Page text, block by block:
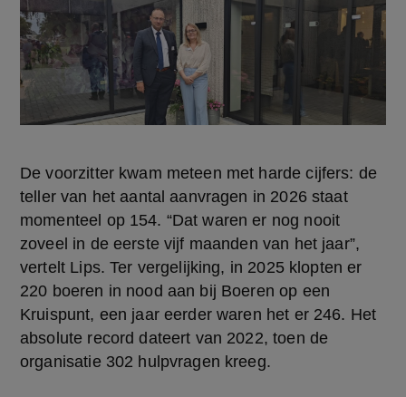
De voorzitter kwam meteen met harde cijfers: de
teller van het aantal aanvragen in 2026 staat
momenteel op 154. “Dat waren er nog nooit
zoveel in de eerste vijf maanden van het jaar”,
vertelt Lips. Ter vergelijking, in 2025 klopten er
220 boeren in nood aan bij Boeren op een
Kruispunt, een jaar eerder waren het er 246. Het
absolute record dateert van 2022, toen de
organisatie 302 hulpvragen kreeg.